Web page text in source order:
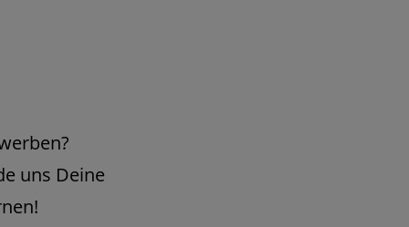
unsere Mandantschaft umzusetzen.
uns Deine